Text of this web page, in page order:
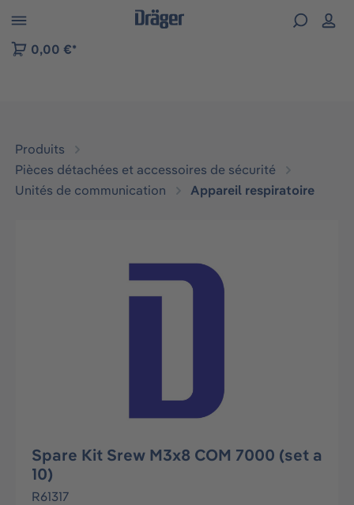
to B2B platform navigation
0,00 €*
Produits
Pièces détachées et accessoires de sécurité
Unités de communication
Appareil respiratoire
Ignorer la galerie d'images
Spare Kit Srew M3x8 COM 7000 (set a
10)
R61317